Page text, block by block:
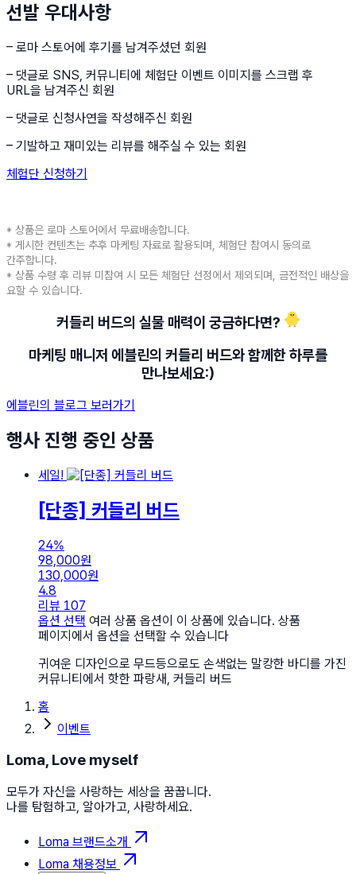
선발 우대사항
– 로마 스토어에 후기를 남겨주셨던 회원
– 댓글로 SNS, 커뮤니티에 체험단 이벤트 이미지를 스크랩 후
URL을 남겨주신 회원
– 댓글로 신청사연을 작성해주신 회원
– 기발하고 재미있는 리뷰를 해주실 수 있는 회원
체험단 신청하기
* 상품은 로마 스토어에서 무료배송합니다.
* 게시한 컨텐츠는 추후 마케팅 자료로 활용되며, 체험단 참여시 동의로
간주합니다.
* 상품 수령 후 리뷰 미참여 시 모든 체험단 선정에서 제외되며, 금전적인 배상을
요할 수 있습니다.
커들리 버드의 실물 매력이 궁금하다면? 🐥
마케팅 매니저 에블린의 커들리 버드와 함께한 하루를
만나보세요:)
에블린의 블로그 보러가기
행사 진행 중인 상품
세일!
[단종] 커들리 버드
24%
98,000원
130,000원
4.8
리뷰 107
옵션 선택 여러 상품 옵션이 이 상품에 있습니다. 상품
페이지에서 옵션을 선택할 수 있습니다
귀여운 디자인으로 무드등으로도 손색없는 말캉한 바디를 가진
커뮤니티에서 핫한 파랑새, 커들리 버드
홈
이벤트
Loma, Love myself
모두가 자신을 사랑하는 세상을 꿈꿉니다.
나를 탐험하고, 알아가고, 사랑하세요.
Loma 브랜드소개
Loma 채용정보